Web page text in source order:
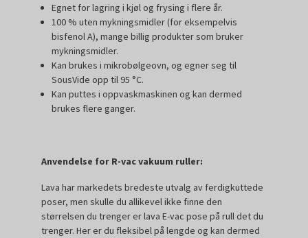
Egnet for lagring i kjøl og frysing i flere år.
100 % uten mykningsmidler (for eksempelvis
bisfenol A), mange billig produkter som bruker
mykningsmidler.
Kan brukes i mikrobølgeovn, og egner seg til
SousVide opp til 95 °C.
Kan puttes i oppvaskmaskinen og kan dermed
brukes flere ganger.
Anvendelse for R-vac vakuum ruller:
Lava har markedets bredeste utvalg av ferdigkuttede
poser, men skulle du allikevel ikke finne den
størrelsen du trenger er lava E-vac pose på rull det du
trenger. Her er du fleksibel på lengde og kan dermed